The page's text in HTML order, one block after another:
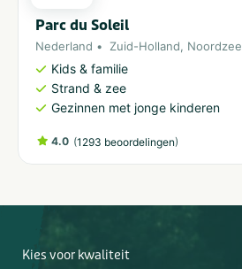
Parc du Soleil
Nederland Zuid-Holland, Noordzee
Kids & familie
Strand & zee
Gezinnen met jonge kinderen
4.0 (1293 beoordelingen)
Kies voor kwaliteit